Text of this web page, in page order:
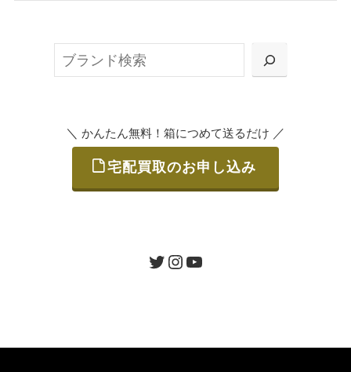
または梱包材不要の「集荷申込」からお選び
ご発送
STEP
＼ かんたん無料！箱につめて送るだけ ／
宅配買取のお申し込み
ツイッターインスタグラムユーチューブ